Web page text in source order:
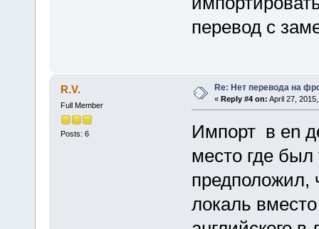
перевод с
R.V.
Full Member
Posts: 6
Re: Нет перевода на
« Reply #4 on: April 27,
Импорт в en
место где был
предположил,
локаль